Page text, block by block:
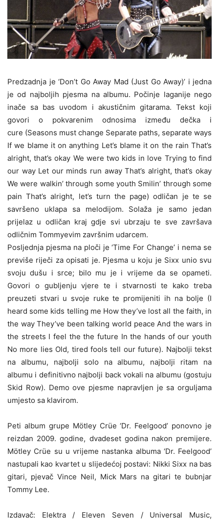
Predzadnja je ‘Don’t Go Away Mad (Just Go Away)’ i jedna
je od najboljih pjesma na albumu. Počinje laganije nego
inače sa bas uvodom i akustičnim gitarama. Tekst koji
govori o pokvarenim odnosima između dečka i
cure (Seasons must change Separate paths, separate ways
If we blame it on anything Let’s blame it on the rain That’s
alright, that’s okay We were two kids in love Trying to find
our way Let our minds run away That’s alright, that’s okay
We were walkin’ through some youth Smilin’ through some
pain That’s alright, let’s turn the page) odličan je te se
savršeno uklapa sa melodijom. Solaža je samo jedan
prijelaz u odličan kraj gdje svi ubrzaju te sve završava
odličnim Tommyevim završnim udarcem.
Posljednja pjesma na ploči je ‘Time For Change’ i nema se
previše riječi za opisati je. Pjesma u koju je Sixx unio svu
svoju dušu i srce; bilo mu je i vrijeme da se opameti.
Govori o gubljenju vjere te i stvarnosti te kako treba
preuzeti stvari u svoje ruke te promijeniti ih na bolje (I
heard some kids telling me How they’ve lost all the faith, in
the way They’ve been talking world peace And the wars in
the streets I feel the the future In the hands of our youth
No more lies Old, tired fools tell our future). Najbolji tekst
na albumu, najbolji solo na albumu, najbolji ritam na
albumu i definitivno najbolji back vokali na albumu (gostuju
Skid Row). Demo ove pjesme napravljen je sa orguljama
umjesto sa klavirom.
Peti album grupe Mötley Crüe ‘Dr. Feelgood’ ponovno je
reizdan 2009. godine, dvadeset godina nakon premijere.
Mötley Crüe su u vrijeme nastanka albuma ‘Dr. Feelgood’
nastupali kao kvartet u slijedećoj postavi: Nikki Sixx na bas
gitari, pjevač Vince Neil, Mick Mars na gitari te bubnjar
Tommy Lee.
Izdavač: Elektra / Eleven Seven / Universal Music,